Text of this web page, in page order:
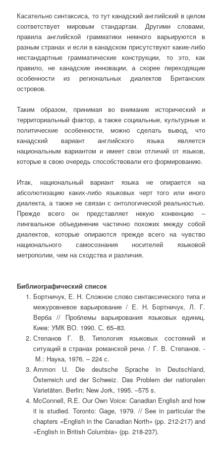
Касательно синтаксиса, то тут канадский английский в целом
соответствует мировым стандартам. Другими словами,
правила английской грамматики немного варьируются в
разным странах и если в канадском присутствуют какие-либо
нестандартные грамматические конструкции, то это, как
правило, не канадские инновации, а скорее переходящие
особенности из региональных диалектов Британских
островов.
Таким образом, принимая во внимание исторический и
территориальный фактор, а также социальные, культурные и
политические особенности, можно сделать вывод, что
канадский вариант английского языка является
национальным вариантом и имеет свои отличий от языков,
которые в свою очередь способствовали его формированию.
Итак, национальный вариант языка не опирается на
абсолютизацию каких-либо языковых черт того или иного
диалекта, а также не связан с онтологической реальностью.
Прежде всего он представляет некую конвенцию –
лингвальное объединение частично похожих между собой
диалектов, которые опираются прежде всего на чувство
национального самосознания носителей языковой
метрополии, чем на сходства и различия.
Библиографический список
Бортничук, Е. Н. Сложное слово синтаксического типа и
межуровневое варьирование / Е. Н. Бортничук, Л. Г.
Верба // Проблемы варьирования языковых единиц.
Киев: УМК ВО. 1990. С. 65–83.
Степанов Г. В. Типология языковых состояний и
ситуаций в странах романской речи. / Г. В. Степанов. -
М.: Наука, 1976. – 224 с.
Ammon U. Die deutsche Sprache in Deutschland,
Österreich und der Schweiz. Das Problem der nationalen
Varietäten. Berlin; New Jork, 1995. –575 s.
McConnell, R.E. Our Own Voice: Canadian English and how
it is studied. Toronto: Gage, 1979. // See in particular the
chapters «English in the Canadian North» (pp. 212-217) and
«English in British Columbia» (pp. 218-237).